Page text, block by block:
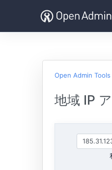
Open Admin Tools
地域 IP